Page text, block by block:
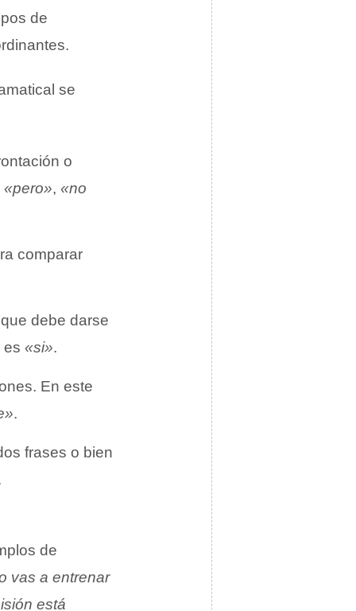
de
se
o
«pero», «no
comparar
debe darse
es «si».
En este
.
frases o bien
de
vas a entrenar
está